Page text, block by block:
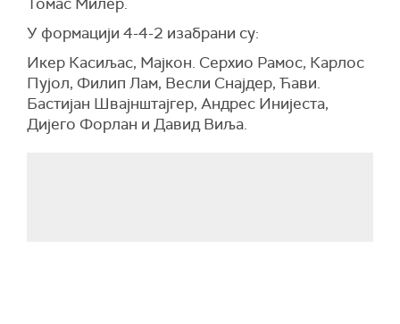
У формацији 4-4-2 изабрани су:
Икер Касиљас, Мајкон. Серхио Рамос, Карлос
Пујол, Филип Лам, Весли Снајдер, Ћави.
Бастијан Швајнштајгер, Андрес Инијеста,
Дијего Форлан и Давид Виља.